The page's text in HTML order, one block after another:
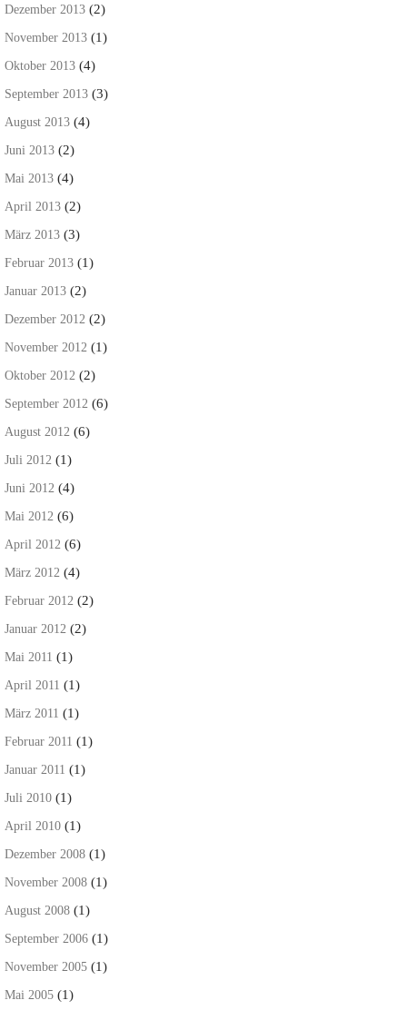
Dezember 2013 (2)
November 2013 (1)
Oktober 2013 (4)
September 2013 (3)
August 2013 (4)
Juni 2013 (2)
Mai 2013 (4)
April 2013 (2)
März 2013 (3)
Februar 2013 (1)
Januar 2013 (2)
Dezember 2012 (2)
November 2012 (1)
Oktober 2012 (2)
September 2012 (6)
August 2012 (6)
Juli 2012 (1)
Juni 2012 (4)
Mai 2012 (6)
April 2012 (6)
März 2012 (4)
Februar 2012 (2)
Januar 2012 (2)
Mai 2011 (1)
April 2011 (1)
März 2011 (1)
Februar 2011 (1)
Januar 2011 (1)
Juli 2010 (1)
April 2010 (1)
Dezember 2008 (1)
November 2008 (1)
August 2008 (1)
September 2006 (1)
November 2005 (1)
Mai 2005 (1)